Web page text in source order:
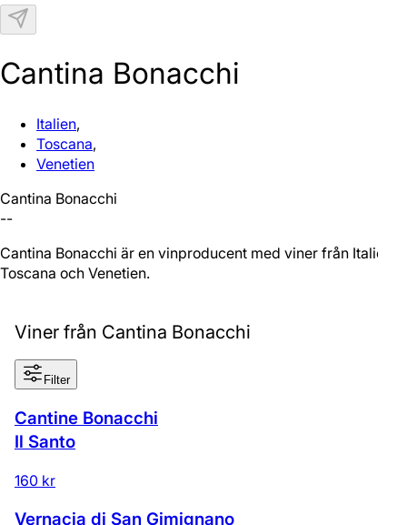
Cantina Bonacchi
Italien,
Toscana,
Venetien
Cantina Bonacchi
--
Cantina Bonacchi är en vinproducent med viner från Italien,
Toscana och Venetien.
Viner från Cantina Bonacchi
Filter
Cantine Bonacchi
Il Santo
160 kr
Vernacia di San Gimignano